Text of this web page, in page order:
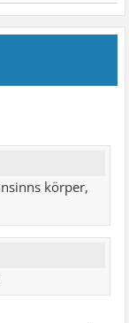
körper,